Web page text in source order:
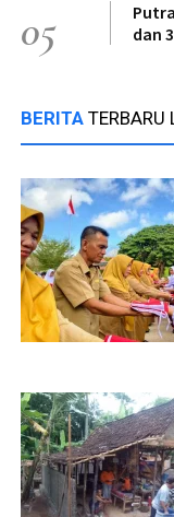
05
dan
BERITA TERBARU